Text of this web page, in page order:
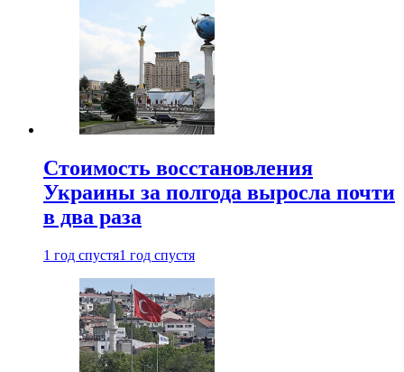
Стоимость восстановления
Украины за полгода выросла почти
в два раза
1 год спустя1 год спустя